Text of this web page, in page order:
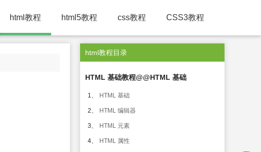
html教程 html5教程 css教程 CSS3教程
html教程目录
HTML 基础教程@@HTML 基础
1、 HTML 基础
2、 HTML 编辑器
3、 HTML 元素
4、 HTML 属性